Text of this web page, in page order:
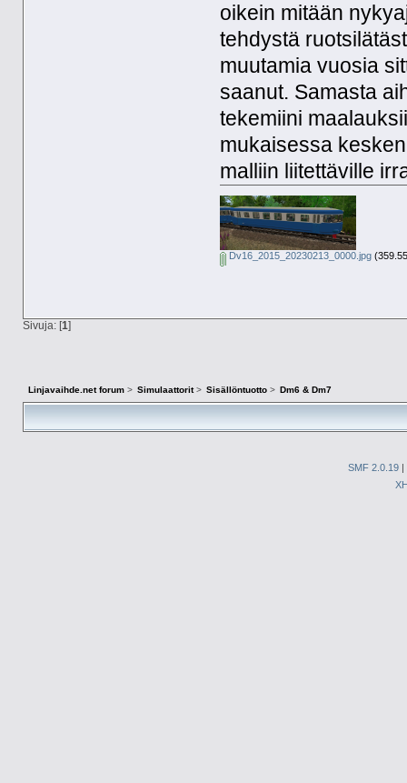
oikein mitään
tehdystä
muutamia vuosia
saanut. Samasta
tekemiini
mukaisessa
malliin liitettäville
Dv16_2015_20230213_0000.jpg
Sivuja: [1]
Linjavaihde.net forum> Simulaattorit> Sisällöntuotto > Dm6 & Dm7
SMF 2.0.19 |